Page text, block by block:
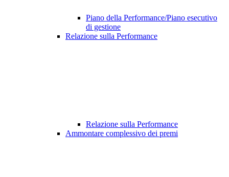
Piano della Performance/Piano esecutivo
di gestione
Relazione sulla Performance
Relazione sulla Performance
Ammontare complessivo dei premi